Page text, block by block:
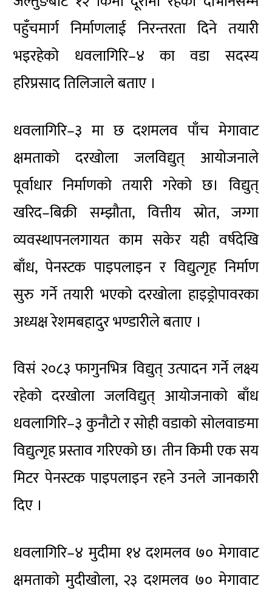
पहुँचमार्ग निर्माणलाई निरन्तरता दिने तयारी
भइरहेको धवलागिरि–४ का वडा सदस्य
हरिप्रसाद तिलिजाले बताए ।
धवलागिरि–३ मा छ दशमलव पाँच मेगावाट
क्षमताको दरखोला जलविद्युत् आयोजनाले
पूर्वाधार निर्माणको तयारी गरेको छ। विद्युत्
खरिद–बिक्री सम्झौता, वित्तीय स्रोत, जग्गा
व्यवस्थापनलगायत काम सकेर यही वर्षदेखि
बाँध, पेनस्टक पाइपलाइन र विद्युत्गृह निर्माण
सुरु गर्ने तयारी भएको दरखोला हाइड्रोपावरका
अध्यक्ष रेशमबहादुर भण्डारीले बताए ।
विसं २०८३ फागुनभित्र विद्युत् उत्पादन गर्ने लक्ष्य
रहेको दरखोला जलविद्युत् आयोजनाको बाँध
धवलागिरि–३ कुनौटो र सोही वडाको सोलवाङमा
विद्युत्गृह प्रस्ताव गरिएको छ। तीन किमी एक सय
मिटर पेनस्टक पाइपलाइन रहने उनले जानकारी
दिए ।
धवलागिरि–४ मुदीमा १४ दशमलव ७० मेगावाट
क्षमताको मुदीखोला, २३ दशमलव ७० मेगावाट